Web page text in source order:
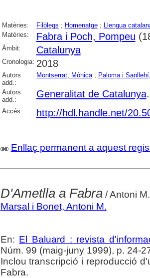
Matèries: Filòlegs ; Homenatge;
Llengua
Matèries:
Fabra i Poch, Pompeu
Àmbit: Catalunya
Cronologia: 2018
Autors
add.:
Montserrat, Mònica; Paloma i
Autors
add.:
Generalitat de Catalunya
Accés: http://hdl.handle.net/
Enllaç permanent a aquest
D'Ametlla a Fabra/ Antoni
Marsal i Bonet, Antoni M.
En: El Baluard : revista
Núm. 99 (maig-juny 1999), p. 24-
Inclou transcripció i reproducció
Fabra.